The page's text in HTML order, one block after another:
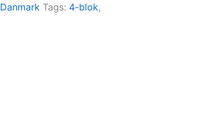
Danmark Tags: 4-blok,